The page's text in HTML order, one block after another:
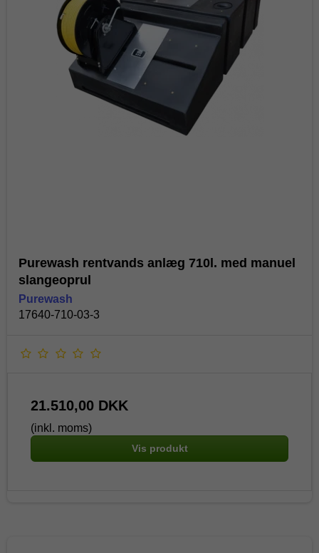
Purewash rentvands anlæg 710l. med manuel
slangeoprul
Purewash
17640-710-03-3
21.510,00 DKK
(inkl. moms)
Vis produkt